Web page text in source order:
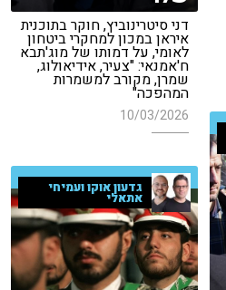
דני סיטרינוביץ, חוקר בתוכנית
איראן במכון למחקרי ביטחון
לאומי, על דמותו של מוג'תבא
ח'אמנאי: "צעיר, אידיאולוג,
שמרן, מקורב למשמרות
המהפכה"
10/03/2026
גדעון אוקו ועמיחי
אתאלי